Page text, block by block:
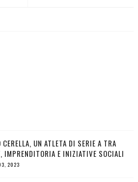
CERELLA, UN ATLETA DI SERIE A TRA
IMPRENDITORIA E INIZIATIVE SOCIALI
2023